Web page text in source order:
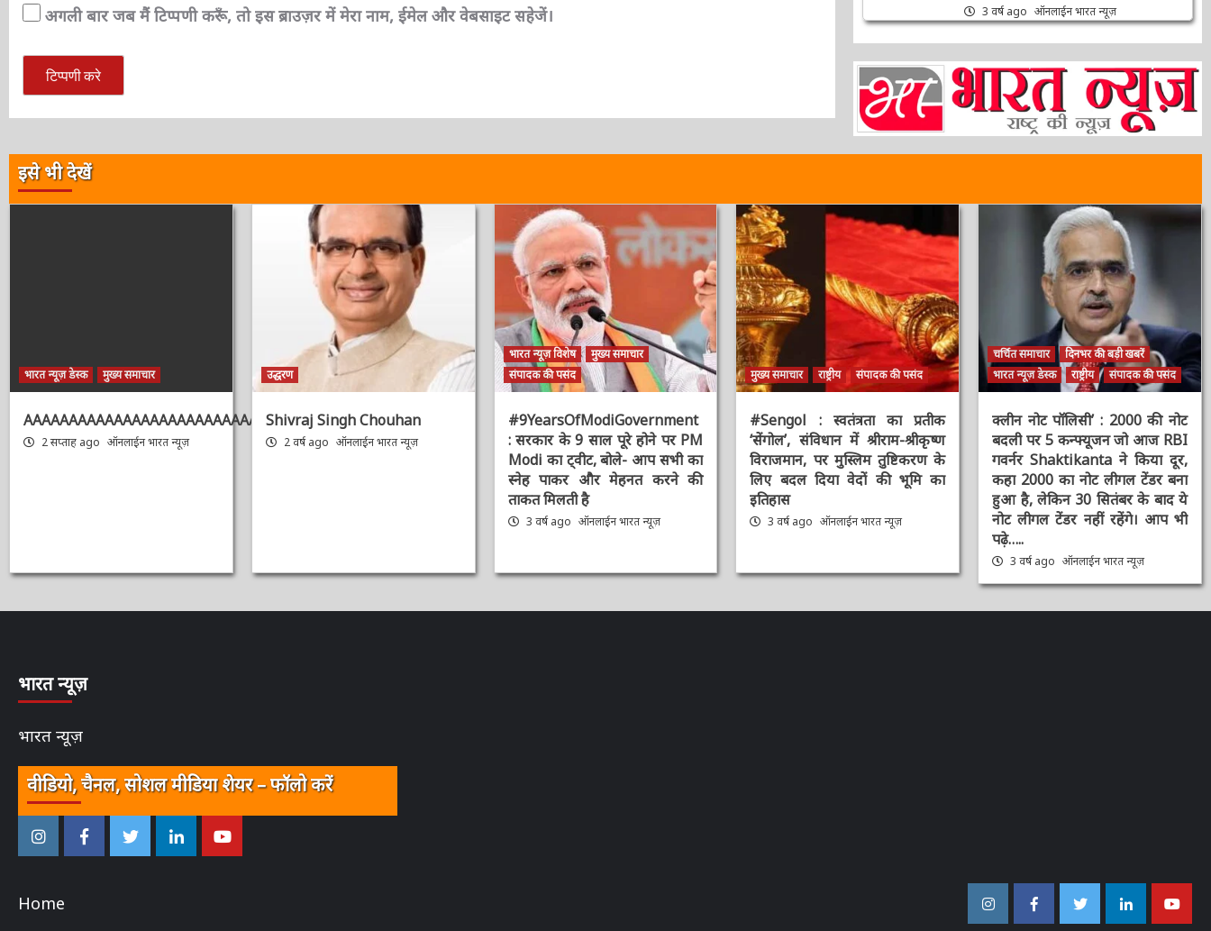
अगली बार जब मैं टिप्पणी करूँ, तो इस ब्राउज़र में मेरा नाम, ईमेल और वेबसाइट सहेजें। 3 वर्ष ago ऑनलाईन भारत न्यूज़
इसे भी देखें
भारत न्यूज़ डेस्क मुख्य समाचार
AAAAAAAAAAAAAAAAAAAAAAAAAAAAAAAAA
2 सप्ताह ago ऑनलाईन भारत न्यूज़
उद्धरण
Shivraj Singh Chouhan
2 वर्ष ago ऑनलाईन भारत न्यूज़
भारत न्यूज़ विशेष
मुख्य समाचार
संपादक की पसंद
#9YearsOfModiGovernment
: सरकार के 9 साल पूरे होने पर PM
Modi का ट्वीट, बोले- आप सभी का
स्नेह पाकर और मेहनत करने की
ताकत मिलती है
3 वर्ष ago ऑनलाईन भारत न्यूज़
मुख्य समाचार राष्ट्रीय संपादक की पसंद
#Sengol : स्वतंत्रता का प्रतीक
‘सेंगोल’, संविधान में श्रीराम-श्रीकृष्ण
विराजमान, पर मुस्लिम तुष्टिकरण के
लिए बदल दिया वेदों की भूमि का
इतिहास
3 वर्ष ago ऑनलाईन भारत न्यूज़
चर्चित समाचार
दिनभर की बड़ी खबरें
भारत न्यूज़ डेस्क
राष्ट्रीय संपादक की पसंद
क्लीन नोट पॉलिसी’ : 2000 की नोट
बदली पर 5 कन्फ्यूजन जो आज RBI
गवर्नर Shaktikanta ने किया दूर,
कहा 2000 का नोट लीगल टेंडर बना
हुआ है, लेकिन 30 सितंबर के बाद ये
नोट लीगल टेंडर नहीं रहेंगे। आप भी
पढ़े…..
3 वर्ष ago ऑनलाईन भारत न्यूज़
भारत न्यूज़
भारत न्यूज़
वीडियो, चैनल, सोशल मीडिया शेयर – फॉलो करें
इंस्टाग्रामफेसबुकट्विटर
ऑनलाईन
यू-
Home
इंस्टाग्राम
फेसबुक
ट्विटर
ऑनलाईन यू-